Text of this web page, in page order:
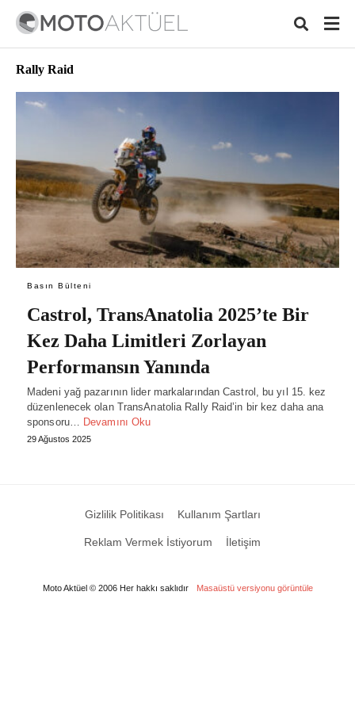
hit
Rally Raid
Basın Bülteni
Castrol, TransAnatolia 2025’te Bir
Kez Daha Limitleri Zorlayan
Performansın Yanında
Madeni yağ pazarının lider markalarından Castrol, bu yıl 15. kez
düzenlenecek olan TransAnatolia Rally Raid’in bir kez daha ana
sponsoru… Devamını Oku
29 Ağustos 2025
Gizlilik Politikası Kullanım Şartları
Reklam Vermek İstiyorum İletişim
Moto Aktüel © 2006 Her hakkı saklıdır Masaüstü versiyonu görüntüle